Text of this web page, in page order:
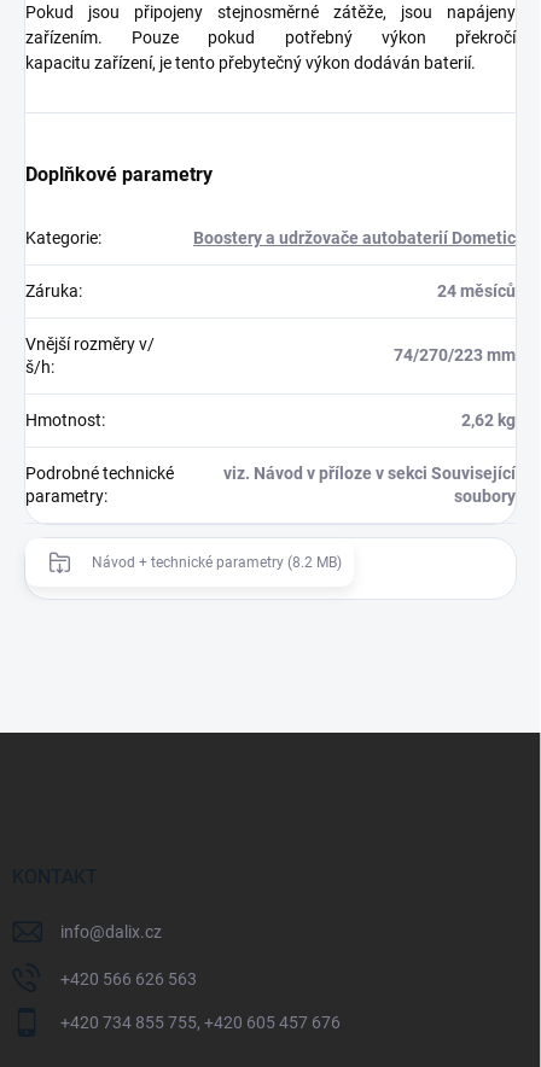
Pokud jsou připojeny stejnosměrné zátěže, jsou napájeny
zařízením. Pouze pokud potřebný výkon překročí
kapacitu zařízení, je tento přebytečný výkon dodáván baterií.
Doplňkové parametry
Kategorie: Boostery a udržovače autobaterií Dometic
Záruka: 24 měsíců
Vnější rozměry v/
š/h:
74/270/223 mm
Hmotnost: 2,62 kg
Podrobné technické
parametry:
viz. Návod v příloze v sekci Související
soubory
Návod + technické parametry (8.2 MB)
KONTAKT
info@dalix.cz
+420 566 626 563
+420 734 855 755, +420 605 457 676